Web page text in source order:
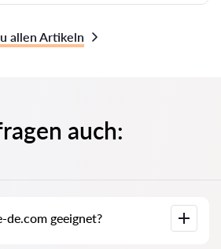
allen Artikeln
auch:
geeignet?